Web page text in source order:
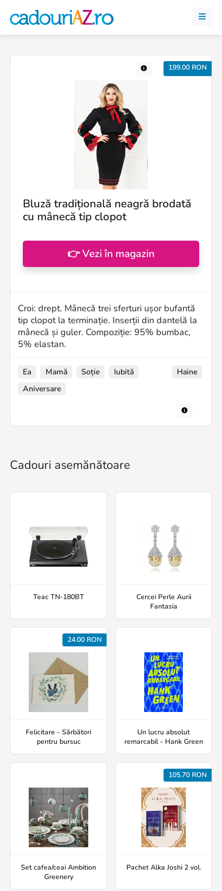
199.00 RON
Bluză tradițională neagră brodată
cu mânecă tip clopot
👉 Vezi în magazin
Croi: drept. Mânecă trei sferturi ușor bufantă
tip clopot la terminație. Inserții din dantelă la
mânecă și guler. Compoziție: 95% bumbac,
5% elastan.
Ea Mamă Soție
Iubită
Aniversare
Haine
Cadouri asemănătoare
Teac TN-180BT
Cercei Perle Aurii
Fantasia
24.00 RON
Felicitare - Sărbători
pentru bursuc
Un lucru absolut
remarcabil - Hank Green
Set cafea/ceai Ambition
Greenery
105.70 RON
Pachet Alka Joshi 2 vol.